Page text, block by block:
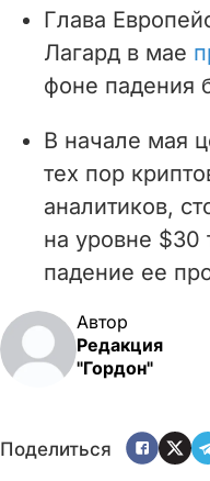
Глава
Лагард в мае
фоне падения
В начале мая
тех пор
аналитиков,
на уровне $30
падение ее
Автор
Редакция
"Гордон"
Поделиться